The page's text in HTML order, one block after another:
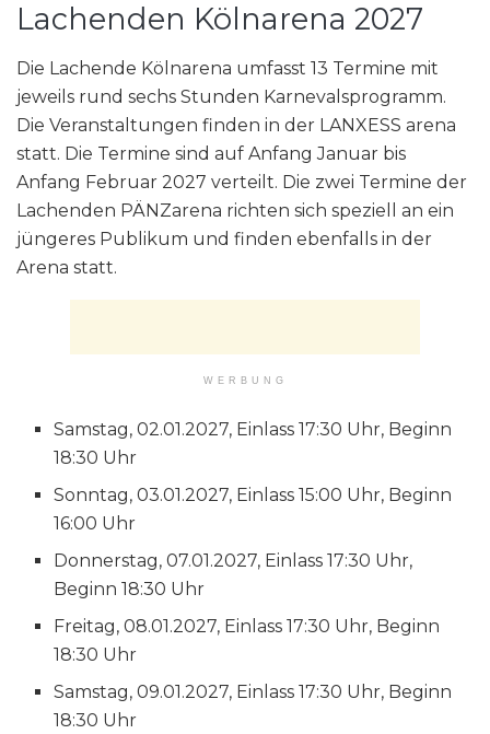
Lachenden Kölnarena 2027
Die Lachende Kölnarena umfasst 13 Termine mit
jeweils rund sechs Stunden Karnevalsprogramm.
Die Veranstaltungen finden in der LANXESS arena
statt. Die Termine sind auf Anfang Januar bis
Anfang Februar 2027 verteilt. Die zwei Termine der
Lachenden PÄNZarena richten sich speziell an ein
jüngeres Publikum und finden ebenfalls in der
Arena statt.
WERBUNG
Samstag, 02.01.2027, Einlass 17:30 Uhr, Beginn
18:30 Uhr
Sonntag, 03.01.2027, Einlass 15:00 Uhr, Beginn
16:00 Uhr
Donnerstag, 07.01.2027, Einlass 17:30 Uhr,
Beginn 18:30 Uhr
Freitag, 08.01.2027, Einlass 17:30 Uhr, Beginn
18:30 Uhr
Samstag, 09.01.2027, Einlass 17:30 Uhr, Beginn
18:30 Uhr